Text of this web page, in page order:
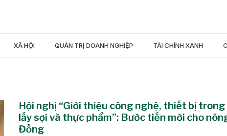
XÃ HỘI QUẢN TRỊ DOANH NGHIỆP TÀI CHÍNH XANH
Hội nghị “Giới thiệu công nghệ, thiết bị
lấy sợi và thực phẩm”: Bước tiến mới cho
Đồng